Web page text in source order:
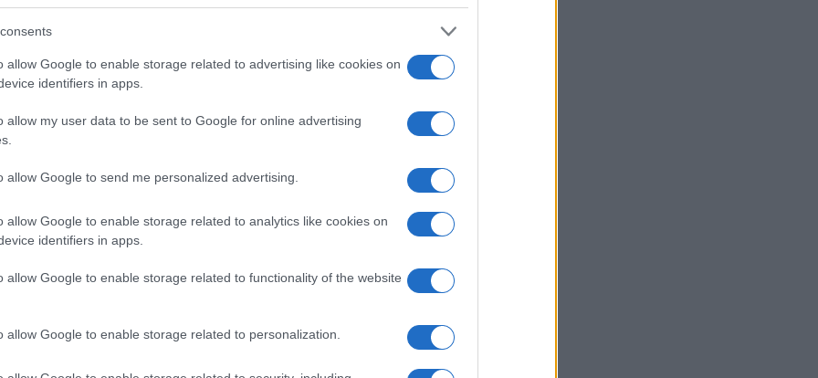
allow Google to enable storage related to advertising like cookies on
identifiers in apps.
allow my user data to be sent to Google for online advertising
allow Google to send me personalized advertising.
allow Google to enable storage related to analytics like cookies on
identifiers in apps.
allow Google to enable storage related to functionality of the website
allow Google to enable storage related to personalization.
Γιαγλής
την κορυφή της